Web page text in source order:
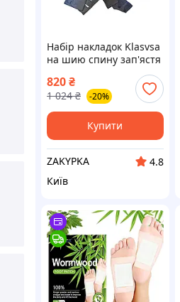
Набір накладок Klasvsa
на шию спину зап'ястя
турмалінові 11 шт XL, з
іерогліфами Набор
накладок
820₴
1 024 ₴ -20%
Купити
ZAKYPKA
4.8
Київ